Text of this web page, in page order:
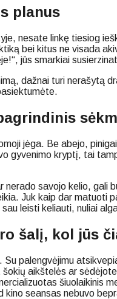
planus
nesate linkę tiesiog
bei kitus ne visada
jūs smarkiai
dažnai turi nerašytą
jėga. Be abejo,
gyvenimo kryptį, tai
savojo kelio,
Juk kaip dar
leisti keliauti, nuliai
šalį, kol jūs
palengvėjimu
šokių aikštelės ar
šiuolaikinis
seansas nebuvo